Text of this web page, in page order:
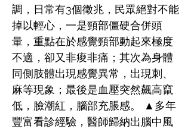
調，日常有3個徵兆，民眾絕對不能
掉以輕心，一是頸部僵硬合併頭
暈，重點在於感覺頸部動起來極度
不適，卻又非痠非痛；其次為身體
同側肢體出現感覺異常，出現刺、
麻等現象；最後是血壓突然飆高竄
低，臉潮紅，腦部充脹感。 ▲多年
豐富看診經驗，醫師歸納出腦中風